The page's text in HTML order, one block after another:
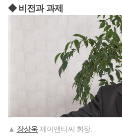
◆ 비전과 과제
▲ 장상욱 제이앤티씨 회장.